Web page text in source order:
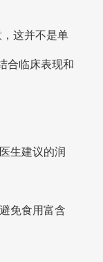
这并不是单
合临床表现和
生建议的润
免食用富含